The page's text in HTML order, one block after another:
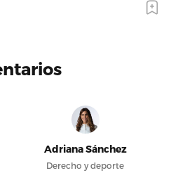
Adriana Sánchez
Derecho y deporte